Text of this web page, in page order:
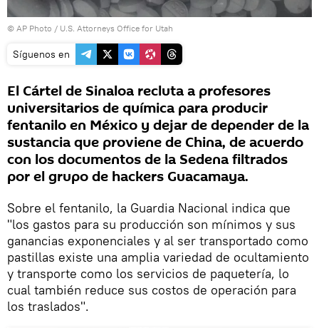
© AP Photo / U.S. Attorneys Office for Utah
Síguenos en
El Cártel de Sinaloa recluta a profesores
universitarios de química para producir
fentanilo en México y dejar de depender de la
sustancia que proviene de China, de acuerdo
con los documentos de la Sedena filtrados
por el grupo de hackers Guacamaya.
Sobre el fentanilo, la Guardia Nacional indica que
"los gastos para su producción son mínimos y sus
ganancias exponenciales y al ser transportado como
pastillas existe una amplia variedad de ocultamiento
y transporte como los servicios de paquetería, lo
cual también reduce sus costos de operación para
los traslados".